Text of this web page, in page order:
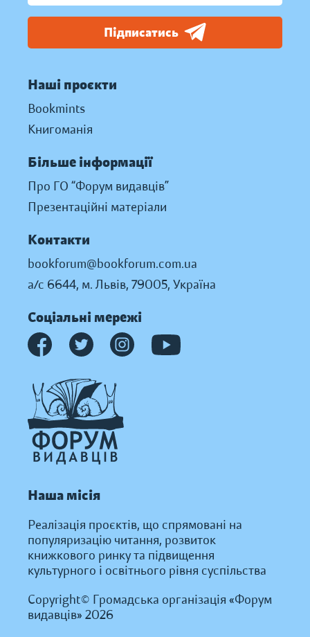
Підписатись
Наші проєкти
Bookmints
Книгоманія
Більше інформації
Про ГО “Форум видавців”
Презентаційні матеріали
Контакти
bookforum@bookforum.com.ua
а/с 6644, м. Львів, 79005, Україна
Соціальні мережі
Наша місія
Реалізація проєктів, що спрямовані на
популяризацію читання, розвиток
книжкового ринку та підвищення
культурного і освітнього рівня суспільства
Copyright© Громадська організація «Форум
видавців» 2026